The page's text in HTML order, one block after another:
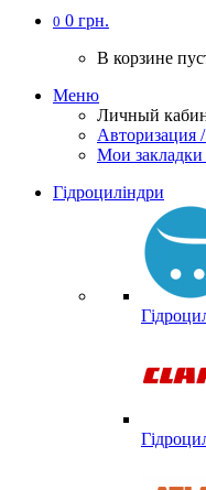
0 0 грн.
В корзине
Меню
Личный
Авторизация
Мои закладки
Гідроциліндри